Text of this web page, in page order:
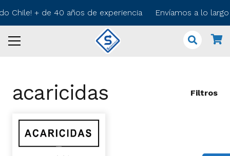
Chile! + de 40 años de experiencia Envíamos a lo
acaricidas Filtros